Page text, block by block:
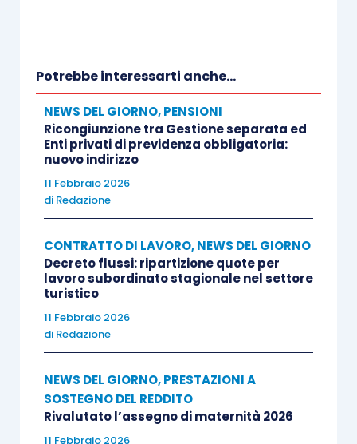
Potrebbe interessarti anche...
NEWS DEL GIORNO,PENSIONI
Ricongiunzione tra Gestione separata ed
Enti privati di previdenza obbligatoria:
nuovo indirizzo
11 Febbraio 2026
di Redazione
CONTRATTO DI LAVORO,NEWS DEL GIORNO
Decreto flussi: ripartizione quote per
lavoro subordinato stagionale nel settore
turistico
11 Febbraio 2026
di Redazione
NEWS DEL GIORNO,PRESTAZIONI A
SOSTEGNO DEL REDDITO
Rivalutato l’assegno di maternità 2026
11 Febbraio 2026